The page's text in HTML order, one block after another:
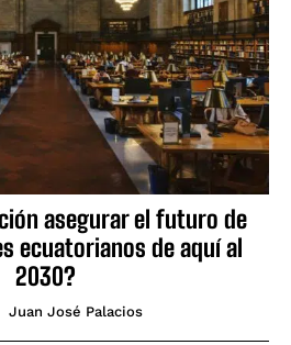
asegurar el futuro de
ecuatorianos de aquí al
2030?
Juan José Palacios